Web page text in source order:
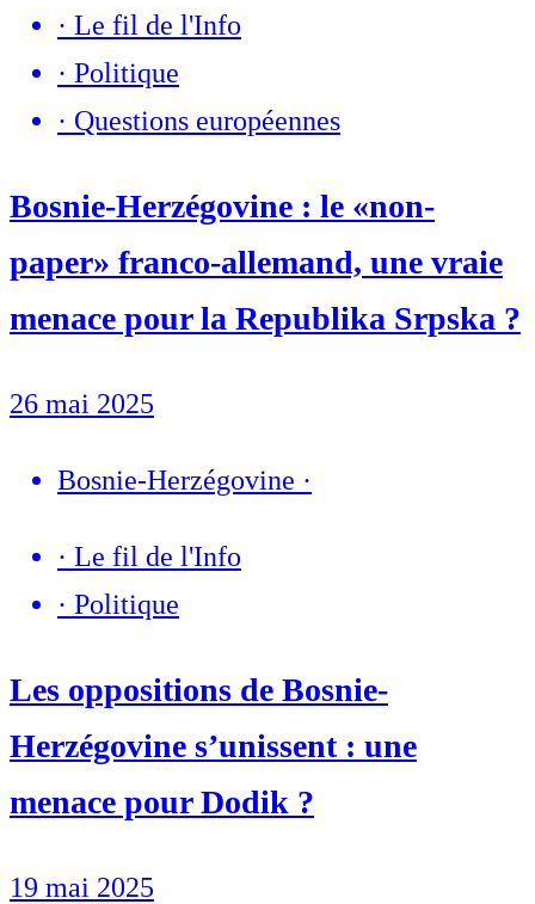
· Le fil de l'Info
· Politique
· Questions européennes
Bosnie-Herzégovine : le «non-
paper» franco-allemand, une vraie
menace pour la Republika Srpska ?
26 mai 2025
Bosnie-Herzégovine ·
· Le fil de l'Info
· Politique
Les oppositions de Bosnie-
Herzégovine s’unissent : une
menace pour Dodik ?
19 mai 2025